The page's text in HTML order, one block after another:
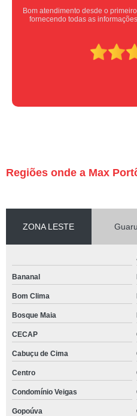
Equipe nota 10, trabalho rápido
Super
Regiões onde a Max
ZONA LESTE
Bananal
Bom Clima
Bosque Maia
CECAP
Cabuçu de Cima
Centro
Condomínio Veigas
Gopoúva